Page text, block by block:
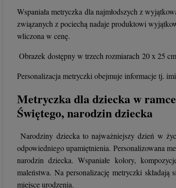
Wspaniała metryczka dla najmłodszych z
związanych z pociechą nadaje produktowi
wliczona w cenę.
Obrazek dostępny w trzech rozmiarach 20 x 25
Personalizacja metryczki obejmuje informacje tj.
Metryczka dla dziecka w
Świętego, narodzin dziecka
Narodziny dziecka to najważniejszy dzień w
odpowiedniego upamiętnienia. Personalizowana
narodzin dziecka. Wspaniałe kolory,
maleństwa. Na personalizację metryczki
miejsce urodzenia.